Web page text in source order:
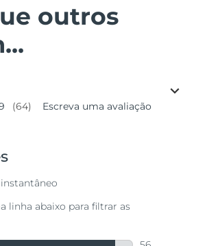
outros
(64) Escreva uma avaliação